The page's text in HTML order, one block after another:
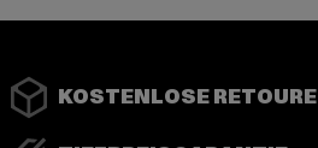
KOSTENLOSE RETOURE